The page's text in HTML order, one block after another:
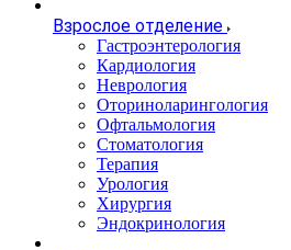
Взрослое отделение
Гастроэнтерология
Кардиология
Неврология
Оториноларингология
Офтальмология
Стоматология
Терапия
Урология
Хирургия
Эндокринология